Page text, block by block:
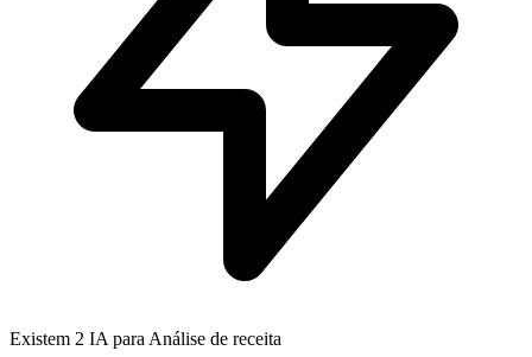
Existem 2 IA para Análise de receita